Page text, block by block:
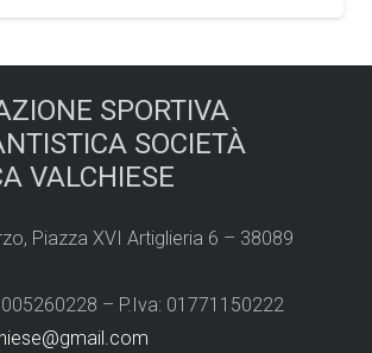
SPORTIVA
SOCIETÀ
VALCHIESE
Piazza XVI Artiglieria 6 – 38089
– P.Iva: 01771150222